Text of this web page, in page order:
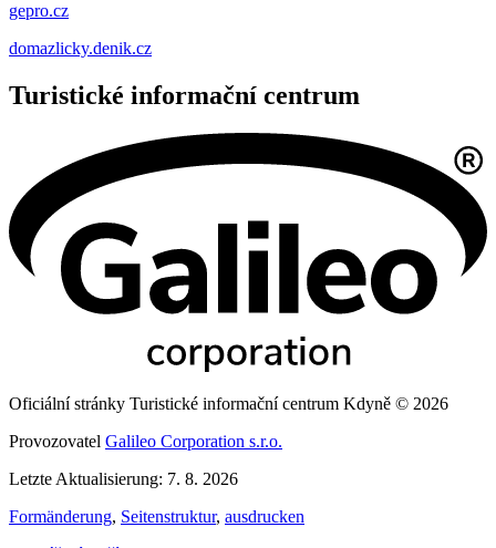
gepro.cz
domazlicky.denik.cz
Turistické informační centrum
Oficiální stránky Turistické informační centrum Kdyně © 2026
Provozovatel Galileo Corporation s.r.o.
Letzte Aktualisierung: 7. 8. 2026
Formänderung, Seitenstruktur, ausdrucken